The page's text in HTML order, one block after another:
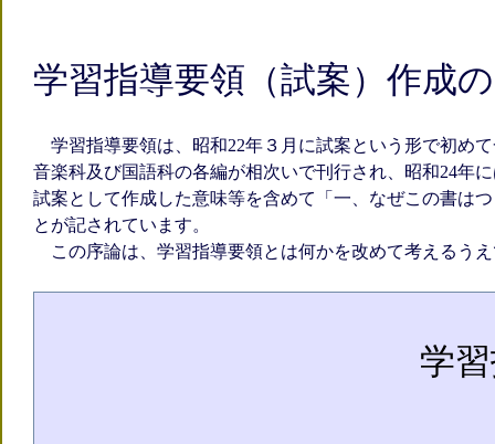
学習指導要領（試案）作成
学習指導要領は、昭和22年３月に試案という形で初め
音楽科及び国語科の各編が相次いで刊行され、昭和24年
試案として作成した意味等を含めて「一、なぜこの書
とが記されています。
この序論は、学習指導要領とは何かを改めて考えるう
学